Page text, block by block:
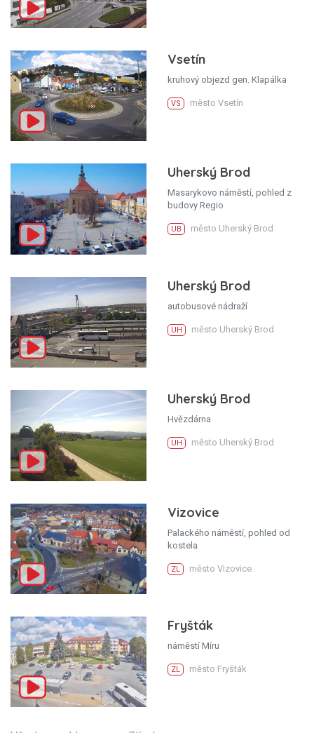
Vsetín
kruhový objezd gen. Klapálka
VS město Vsetín
Uherský Brod
Masarykovo náměstí, pohled z
budovy Regio
UB město Uherský Brod
Uherský Brod
autobusové nádraží
UH město Uherský Brod
Uherský Brod
Hvězdárna
UH město Uherský Brod
Vizovice
Palackého náměstí, pohled od
kostela
ZL město Vizovice
Fryšták
náměstí Míru
ZL město Fryšták